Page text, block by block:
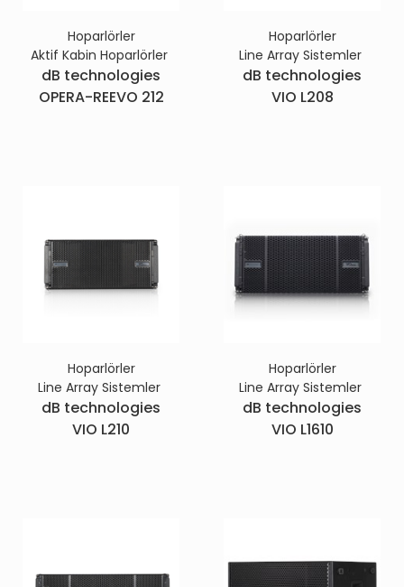
Hoparlörler
Aktif Kabin Hoparlörler
dB technologies
OPERA-REEVO 212
Hoparlörler
Line Array Sistemler
dB technologies
VIO L208
Hoparlörler
Line Array Sistemler
dB technologies
VIO L210
Hoparlörler
Line Array Sistemler
dB technologies
VIO L1610